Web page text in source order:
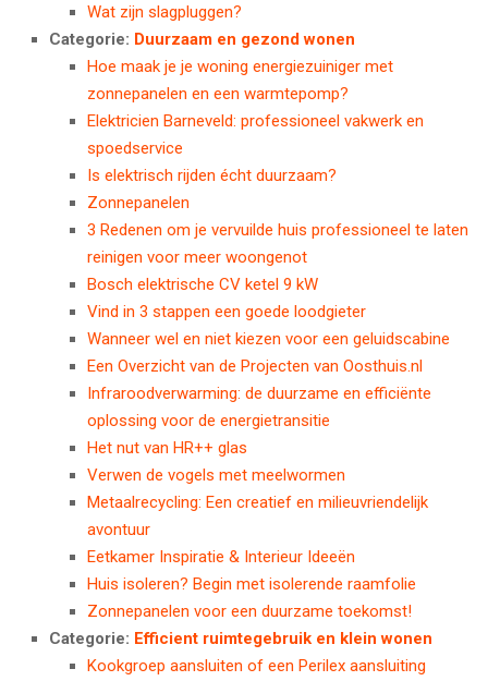
Wat zijn slagpluggen?
Categorie: Duurzaam en gezond wonen
Hoe maak je je woning energiezuiniger met
zonnepanelen en een warmtepomp?
Elektricien Barneveld: professioneel vakwerk en
spoedservice
Is elektrisch rijden écht duurzaam?
Zonnepanelen
3 Redenen om je vervuilde huis professioneel te laten
reinigen voor meer woongenot
Bosch elektrische CV ketel 9 kW
Vind in 3 stappen een goede loodgieter
Wanneer wel en niet kiezen voor een geluidscabine
Een Overzicht van de Projecten van Oosthuis.nl
Infraroodverwarming: de duurzame en efficiënte
oplossing voor de energietransitie
Het nut van HR++ glas
Verwen de vogels met meelwormen
Metaalrecycling: Een creatief en milieuvriendelijk
avontuur
Eetkamer Inspiratie & Interieur Ideeën
Huis isoleren? Begin met isolerende raamfolie
Zonnepanelen voor een duurzame toekomst!
Categorie: Efficient ruimtegebruik en klein wonen
Kookgroep aansluiten of een Perilex aansluiting